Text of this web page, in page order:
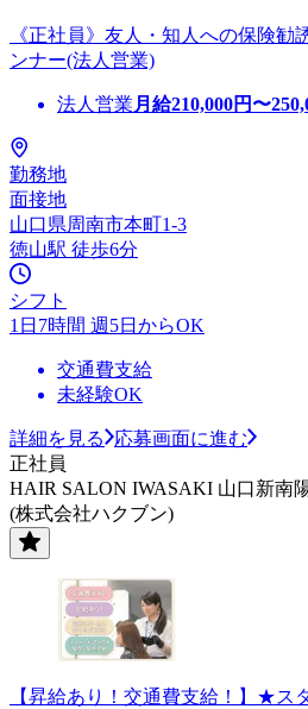
《正社員》友人・知人への保険勧
ンナー(法人営業)
法人営業 月給210,000円〜
勤務地
面接地
山口県周南市本町1-3
徳山駅 徒歩6分
シフト
1日7時間 週5日からOK
交通費支給
未経験OK
詳細を見る
応募画面に進む
正社員
HAIR SALON IWASAKI 山口新南
(株式会社ハクブン)
【昇給あり！交通費支給！】★ス